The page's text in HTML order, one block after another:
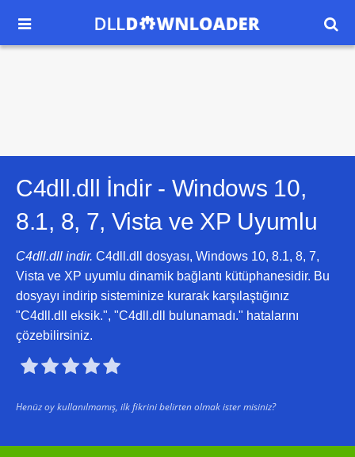
 
C4dll.dll İndir - Windows 10,
8.1, 8, 7, Vista ve XP Uyumlu
C4dll.dll indir. C4dll.dll dosyası, Windows 10, 8.1, 8, 7,
Vista ve XP uyumlu dinamik bağlantı kütüphanesidir. Bu
dosyayı indirip sisteminize kurarak karşılaştığınız
"C4dll.dll eksik.", "C4dll.dll bulunamadı." hatalarını
çözebilirsiniz.

Henüz oy kullanılmamış, ilk fikrini belirten olmak ister misiniz?